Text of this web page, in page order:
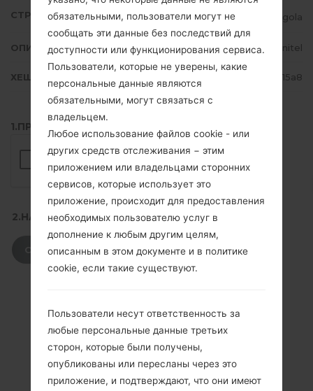
СТРАНА Angola
ОПИСАНИЕ Unitel
ХЕШ 70ca49c9f1e5ea660c7be1845d0515a8
1.ПРОВЕРИТЬ НАЛИЧИЕ RECAPTCHA
2.НАЖМИТЕ, ЧТОБЫ СКАЧАТЬ
СКАЧАТЬ
обязательными, пользователи могут не
сообщать эти данные без последствий для
доступности или функционирования сервиса.
Пользователи, которые не уверены, какие
персональные данные являются
обязательными, могут связаться с
владельцем.
Любое использование файлов cookie - или
других средств отслеживания − этим
приложением или владельцами сторонних
сервисов, которые использует это
приложение, происходит для предоставления
необходимых пользователю услуг в
дополнение к любым другим целям,
описанным в этом документе и в политике
cookie, если такие существуют.
Пользователи несут ответственность за
любые персональные данные третьих
сторон, которые были получены,
опубликованы или пересланы через это
приложение, и подтверждают, что они имеют